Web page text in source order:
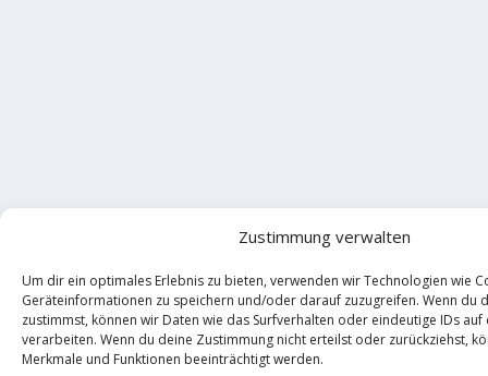
Zustimmung verwalten
Um dir ein optimales Erlebnis zu bieten, verwenden wir Technologien wie
Geräteinformationen zu speichern und/oder darauf zuzugreifen. Wenn du
zustimmst, können wir Daten wie das Surfverhalten oder eindeutige IDs
verarbeiten. Wenn du deine Zustimmung nicht erteilst oder zurückziehst,
Merkmale und Funktionen beeinträchtigt werden.